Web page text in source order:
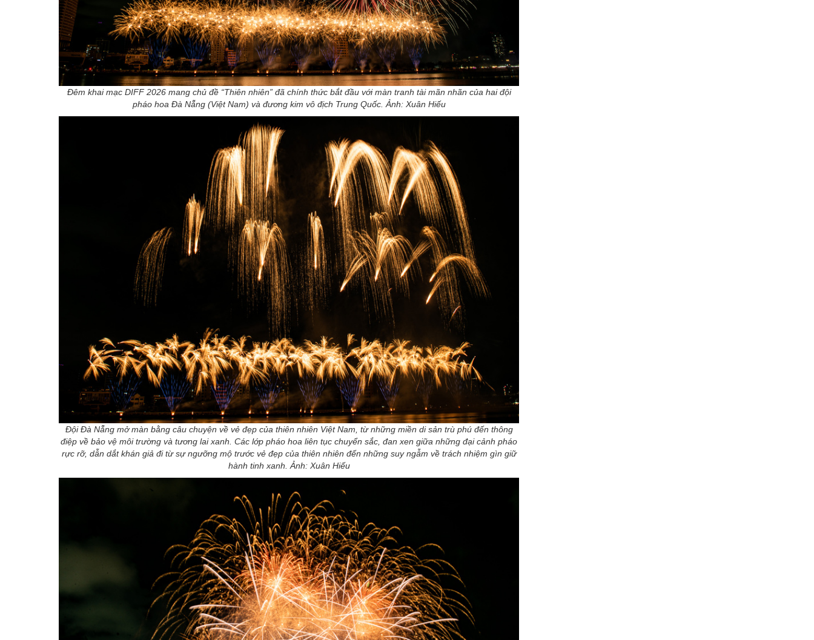
Đêm khai mạc DIFF 2026 mang chủ đề “Thiên nhiên” đã chính thức bắt đầu với màn tranh tài mãn nhãn của hai đội
pháo hoa Đà Nẵng (Việt Nam) và đương kim vô địch Trung Quốc. Ảnh: Xuân Hiếu
Đội Đà Nẵng mở màn bằng câu chuyện về vẻ đẹp của thiên nhiên Việt Nam, từ những miền di sản trù phú đến thông
điệp về bảo vệ môi trường và tương lai xanh. Các lớp pháo hoa liên tục chuyển sắc, đan xen giữa những đại cảnh pháo
rực rỡ, dẫn dắt khán giả đi từ sự ngưỡng mộ trước vẻ đẹp của thiên nhiên đến những suy ngẫm về trách nhiệm gìn giữ
hành tinh xanh. Ảnh: Xuân Hiếu